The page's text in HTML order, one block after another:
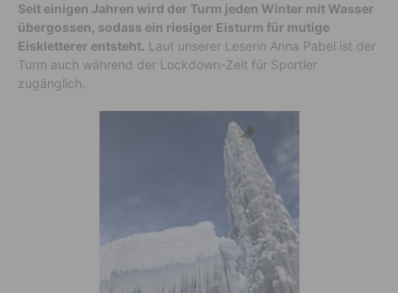
Seit einigen Jahren wird der Turm jeden Winter mit Wasser
übergossen, sodass ein riesiger Eisturm für mutige
Eiskletterer entsteht. Laut unserer Leserin Anna Pabel ist der
Turm auch während der Lockdown-Zeit für Sportler
zugänglich.